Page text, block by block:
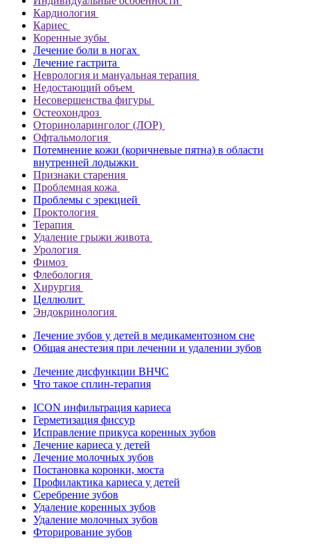
Кардиология
Кариес
Коренные зубы
Лечение боли в ногах
Лечение гастрита
Неврология и мануальная терапия
Недостающий объем
Несовершенства фигуры
Остеохондроз
Оториноларинголог (ЛОР)
Офтальмология
Потемнение кожи (коричневые пятна) в области
внутренней лодыжки
Признаки старения
Проблемная кожа
Проблемы с эрекцией
Проктология
Терапия
Удаление грыжи живота
Урология
Фимоз
Флебология
Хирургия
Целлюлит
Эндокринология
Лечение зубов у детей в медикаментозном сне
Общая анестезия при лечении и удалении зубов
Лечение дисфункции ВНЧС
Что такое сплин-терапия
ICON инфильтрация кариеса
Герметизация фиссур
Исправление прикуса коренных зубов
Лечение кариеса у детей
Лечение молочных зубов
Постановка коронки, моста
Профилактика кариеса у детей
Серебрение зубов
Удаление коренных зубов
Удаление молочных зубов
Фторирование зубов